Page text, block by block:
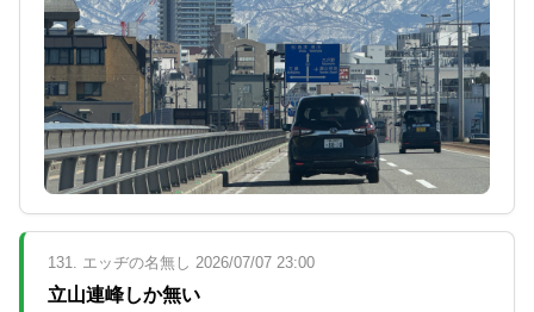
131. エッヂの名無し 2026/07/07 23:00
立山連峰しか無い